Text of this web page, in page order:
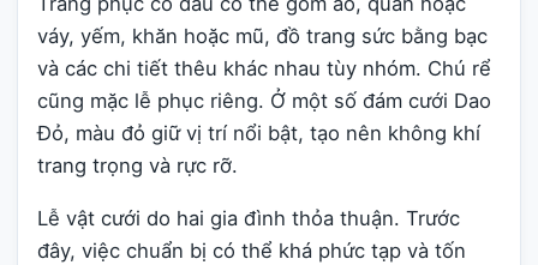
váy, yếm, khăn hoặc mũ, đồ trang sức bằng bạc
và các chi tiết thêu khác nhau tùy nhóm. Chú rể
cũng mặc lễ phục riêng. Ở một số đám cưới Dao
Đỏ, màu đỏ giữ vị trí nổi bật, tạo nên không khí
trang trọng và rực rỡ.
Lễ vật cưới do hai gia đình thỏa thuận. Trước
đây, việc chuẩn bị có thể khá phức tạp và tốn